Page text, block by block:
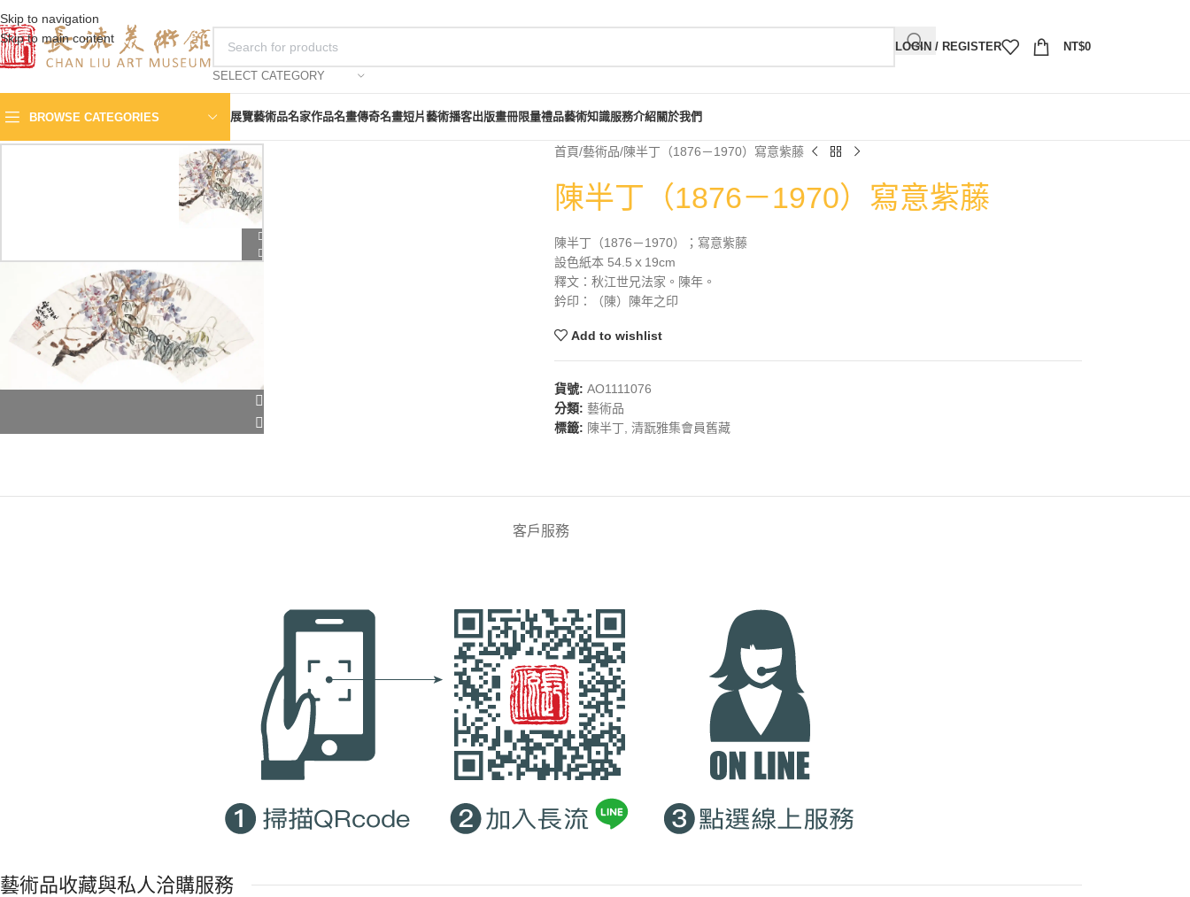
Skip to navigation
Skip to main content
SELECT CATEGORY
LOGIN / REGISTER NT$0
BROWSE CATEGORIES 展覽藝術品名家作品名畫傳奇名畫短片藝術播客出版畫冊限量禮品藝術知識服務介紹關於我們
首頁 藝術品 陳半丁（1876－1970）寫意紫藤
陳半丁（1876－1970）寫意紫藤
陳半丁（1876－1970）；寫意紫藤
設色紙本 54.5ｘ19cm
釋文：秋江世兄法家。陳年。
鈐印：（陳）陳年之印
Add to wishlist
貨號: AO1111076
分類: 藝術品
標籤: 陳半丁 清翫雅集會員舊藏
客戶服務
藝術品收藏與私人洽購服務